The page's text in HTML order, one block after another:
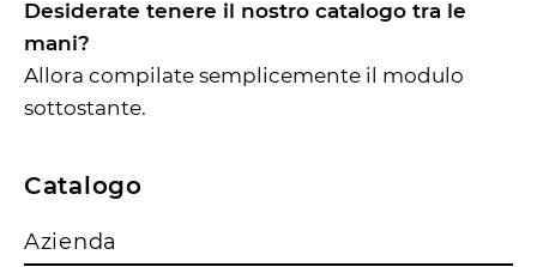
Desiderate tenere il nostro catalogo tra le
mani?
Allora compilate semplicemente il modulo
sottostante.
Catalogo